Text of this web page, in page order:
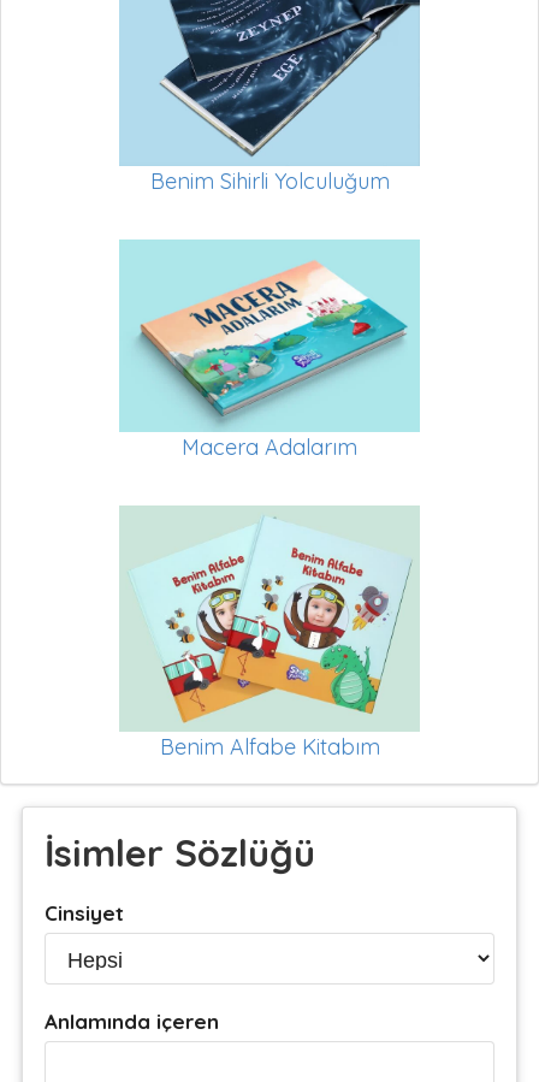
Benim Sihirli Yolculuğum
Macera Adalarım
Benim Alfabe Kitabım
İsimler Sözlüğü
Cinsiyet
Anlamında içeren